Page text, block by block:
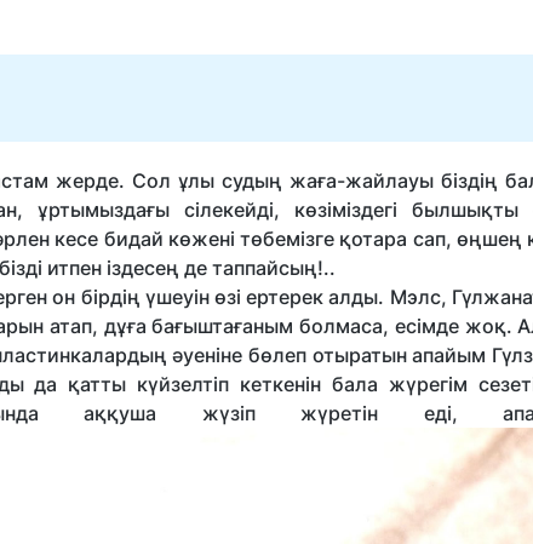
жерде. Сол ұлы судың жаға-жайлауы біздің
ұртымыздағы сілекейді, көзіміздегі былшықты
кесе бидай көжені төбемізге қотара сап, өңшең
итпен іздесең де таппайсың!..
он бірдің үшеуін өзі ертерек алды. Мэлс,
атап, дұға бағыштағаным болмаса, есімде жоқ.
әуеніне бөлеп отыратын апайым
қатты күйзелтіп кеткенін бала жүрегім
аққуша жүзіп жүретін еді,